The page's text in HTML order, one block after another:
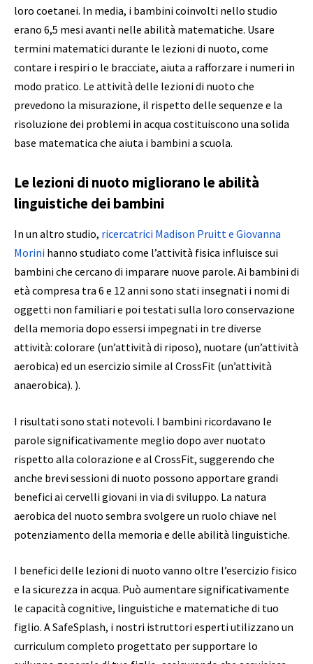
loro coetanei. In media, i bambini coinvolti nello studio
erano 6,5 mesi avanti nelle abilità matematiche. Usare
termini matematici durante le lezioni di nuoto, come
contare i respiri o le bracciate, aiuta a rafforzare i numeri in
modo pratico. Le attività delle lezioni di nuoto che
prevedono la misurazione, il rispetto delle sequenze e la
risoluzione dei problemi in acqua costituiscono una solida
base matematica che aiuta i bambini a scuola.
Le lezioni di nuoto migliorano le abilità
linguistiche dei bambini
In un altro studio, ricercatrici Madison Pruitt e Giovanna
Morini hanno studiato come l’attività fisica influisce sui
bambini che cercano di imparare nuove parole. Ai bambini di
età compresa tra 6 e 12 anni sono stati insegnati i nomi di
oggetti non familiari e poi testati sulla loro conservazione
della memoria dopo essersi impegnati in tre diverse
attività: colorare (un’attività di riposo), nuotare (un’attività
aerobica) ed un esercizio simile al CrossFit (un’attività
anaerobica). ).
I risultati sono stati notevoli. I bambini ricordavano le
parole significativamente meglio dopo aver nuotato
rispetto alla colorazione e al CrossFit, suggerendo che
anche brevi sessioni di nuoto possono apportare grandi
benefici ai cervelli giovani in via di sviluppo. La natura
aerobica del nuoto sembra svolgere un ruolo chiave nel
potenziamento della memoria e delle abilità linguistiche.
I benefici delle lezioni di nuoto vanno oltre l’esercizio fisico
e la sicurezza in acqua. Può aumentare significativamente
le capacità cognitive, linguistiche e matematiche di tuo
figlio. A SafeSplash, i nostri istruttori esperti utilizzano un
curriculum completo progettato per supportare lo